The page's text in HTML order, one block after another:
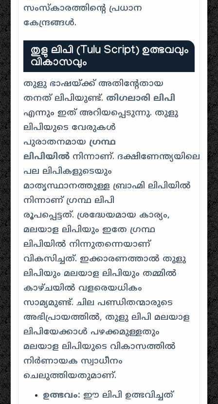
സംസ്കാരത്തിന്റെ പ്രധാന
കേന്ദ്രങ്ങൾ.
തുളു ലിപി (Tulu Script) ഉത്ഭവവും
വികാസവും
തുളു ഭാഷയ്ക്ക് അതിൻ്റേതായ
തനത് ലിപിയുണ്ട്. തിഗലാരി ലിപി
എന്നും ഇത് അറിയപ്പെടുന്നു. തുളു
ലിപിയുടെ വേരുകൾ
പുരാതനമായ ഗ്രന്ഥ
ലിപിയിൽ നിന്നാണ്. ദക്ഷിണേന്ത്യയിലെ
പല ലിപികളുടെയും
മാതൃസ്ഥാനത്തുള്ള ബ്രാഹ്മി ലിപിയിൽ
നിന്നാണ് ഗ്രന്ഥ ലിപി
രൂപപ്പെട്ടത്. ശ്രദ്ധേയമായ കാര്യം,
മലയാള ലിപിയും ഇതേ ഗ്രന്ഥ
ലിപിയിൽ നിന്നുതന്നെയാണ്
വികസിച്ചത്. ഇക്കാരണത്താൽ തുളു
ലിപിയും മലയാള ലിപിയും തമ്മിൽ
കാഴ്ചയിൽ വളരെയധികം
സാമ്യമുണ്ട്. ചില പണ്ഡിതന്മാരുടെ
അഭിപ്രായത്തിൽ, തുളു ലിപി മലയാള
ലിപിയേക്കാൾ പഴക്കമുള്ളതും
മലയാള ലിപിയുടെ വികാസത്തിൽ
നിർണായക സ്വാധീനം
ചെലുത്തിയതുമാണ്.
ഉത്ഭവം: ഈ ലിപി ഉത്ഭവിച്ചത്